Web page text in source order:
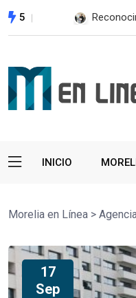
5
INICIO
Morelia en Línea >
17
Sep